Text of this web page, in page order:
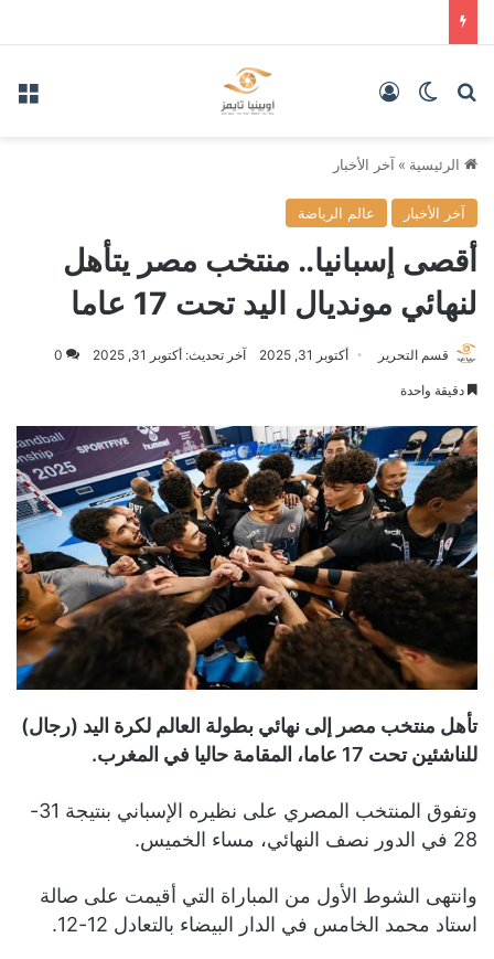
بحث عنالوضع المظلم
الرئيسية » آخر الأخبار
آخر الأخبار عالم الرياضة
أقصى إسبانيا.. منتخب مصر يتأهل
لنهائي مونديال اليد تحت 17 عاما
قسم التحرير أكتوبر 31, 2025 آخر تحديث: أكتوبر 31, 2025 0
دقيقة واحدة
تأهل منتخب مصر إلى نهائي بطولة العالم لكرة اليد (رجال)
للناشئين تحت 17 عاما، المقامة حاليا في المغرب.
وتفوق المنتخب المصري على نظيره الإسباني بنتيجة 31-
28 في الدور نصف النهائي، مساء الخميس.
وانتهى الشوط الأول من المباراة التي أقيمت على صالة
استاد محمد الخامس في الدار البيضاء بالتعادل 12-12.